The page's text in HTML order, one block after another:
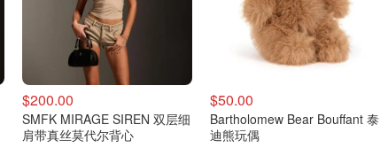
$200.00
SMFK MIRAGE SIREN 双层细
肩带真丝莫代尔背心
$50.00
Bartholomew Bear Bouffant 泰
迪熊玩偶